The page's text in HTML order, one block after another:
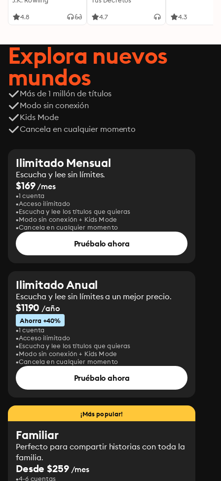
4.8
tu energía para
4.7 4.3
Explora nuevos
mundos
Más de 1 millón de títulos
Modo sin conexión
Kids Mode
Cancela en cualquier momento
Ilimitado Mensual
Escucha y lee sin límites.
$169/mes
1 cuenta
Acceso ilimitado
Escucha y lee los títulos que quieras
Modo sin conexión + Kids Mode
Cancela en cualquier momento
Pruébalo ahora
Ilimitado Anual
Escucha y lee sin límites a un mejor precio.
$1190 /año
Ahorra +40%
1 cuenta
Acceso ilimitado
Escucha y lee los títulos que quieras
Modo sin conexión + Kids Mode
Cancela en cualquier momento
Pruébalo ahora
¡Más popular!
Familiar
Perfecto para compartir historias con toda la
familia.
Desde $259/mes
4-6 cuentas